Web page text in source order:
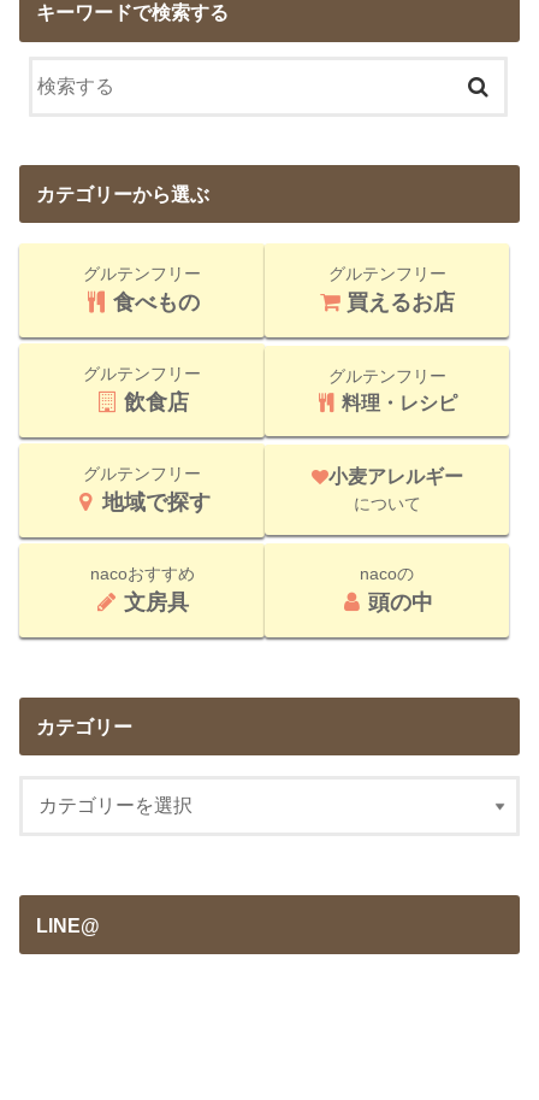
キーワードで検索する
カテゴリーから選ぶ
グルテンフリー
食べもの
グルテンフリー
買えるお店
グルテンフリー
飲食店
グルテンフリー
料理・レシピ
グルテンフリー
地域で探す
小麦アレルギー
について
nacoおすすめ
文房具
nacoの
頭の中
カテゴリー
LINE@